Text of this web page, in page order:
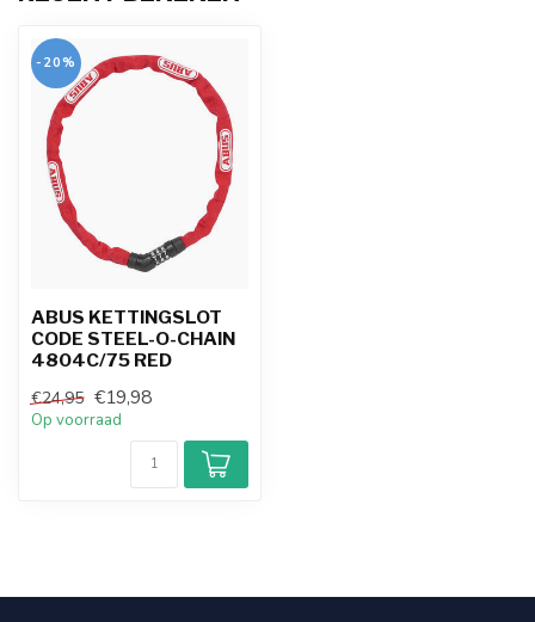
-20%
ABUS KETTINGSLOT
CODE STEEL-O-CHAIN
4804C/75 RED
€24,95 €19,98
Op voorraad